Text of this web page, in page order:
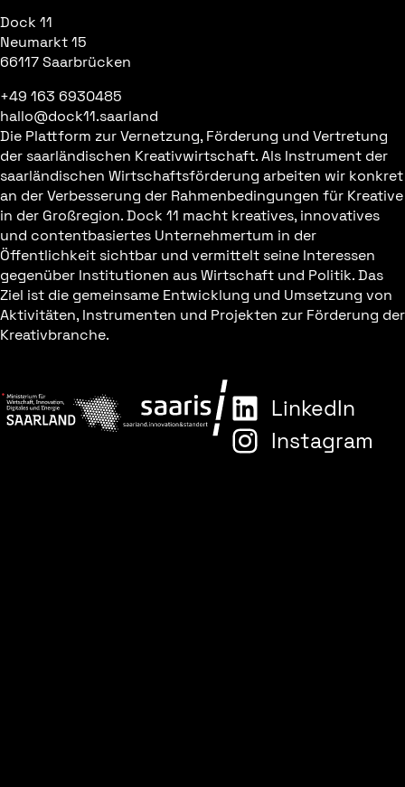
Dock 11
Neumarkt 15
66117 Saarbrücken
+49 163 6930485
hallo@dock11.saarland
Die Plattform zur Vernetzung, Förderung und Vertretung
der saarländischen Kreativwirtschaft. Als Instrument der
saarländischen Wirtschaftsförderung arbeiten wir konkret
an der Verbesserung der Rahmenbedingungen für Kreative
in der Großregion. Dock 11 macht kreatives, innovatives
und contentbasiertes Unternehmertum in der
Öffentlichkeit sichtbar und vermittelt seine Interessen
gegenüber Institutionen aus Wirtschaft und Politik. Das
Ziel ist die gemeinsame Entwicklung und Umsetzung von
Aktivitäten, Instrumenten und Projekten zur Förderung der
Kreativbranche.
LinkedIn
Instagram